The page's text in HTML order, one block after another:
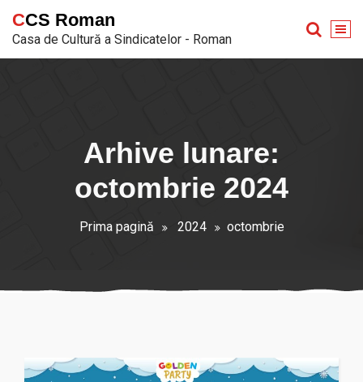
conținut
CCS Roman
Casa de Cultură a Sindicatelor - Roman
Arhive lunare:
octombrie 2024
Prima pagină 2024 octombrie